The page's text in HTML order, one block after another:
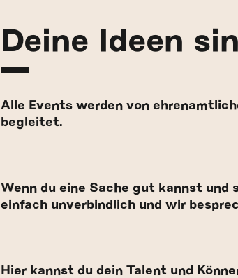
Deine Ideen
Alle Events werden von
begleitet.
Wenn du eine Sache gut kannst
einfach unverbindlich und wir
Hier kannst du dein Talent und